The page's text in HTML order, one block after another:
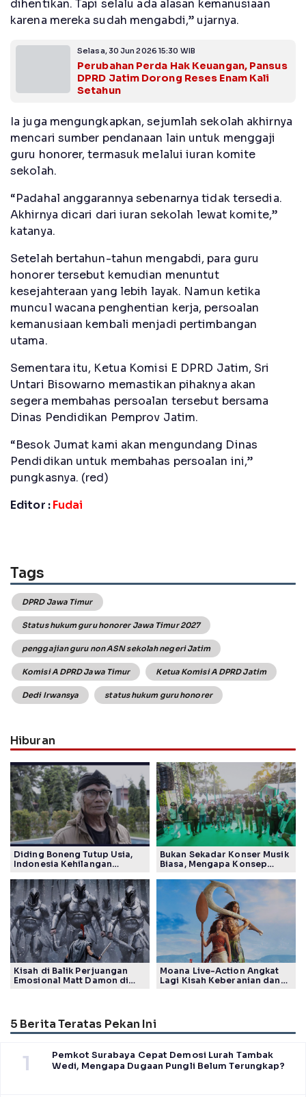
dihentikan. Tapi selalu ada alasan kemanusiaan
karena mereka sudah mengabdi,” ujarnya.
Selasa, 30 Jun 2026 15:30 WIB
Perubahan Perda Hak Keuangan, Pansus
DPRD Jatim Dorong Reses Enam Kali
Setahun
Ia juga mengungkapkan, sejumlah sekolah akhirnya
mencari sumber pendanaan lain untuk menggaji
guru honorer, termasuk melalui iuran komite
sekolah.
“Padahal anggarannya sebenarnya tidak tersedia.
Akhirnya dicari dari iuran sekolah lewat komite,”
katanya.
Setelah bertahun-tahun mengabdi, para guru
honorer tersebut kemudian menuntut
kesejahteraan yang lebih layak. Namun ketika
muncul wacana penghentian kerja, persoalan
kemanusiaan kembali menjadi pertimbangan
utama.
Sementara itu, Ketua Komisi E DPRD Jatim, Sri
Untari Bisowarno memastikan pihaknya akan
segera membahas persoalan tersebut bersama
Dinas Pendidikan Pemprov Jatim.
“Besok Jumat kami akan mengundang Dinas
Pendidikan untuk membahas persoalan ini,”
pungkasnya. (red)
Editor :Fudai
Tags
DPRD Jawa Timur
Status hukum guru honorer Jawa Timur 2027
penggajian guru non ASN sekolah negeri Jatim
Komisi A DPRD Jawa Timur Ketua Komisi A DPRD Jatim
Dedi Irwansya status hukum guru honorer
Hiburan
Diding Boneng Tutup Usia,
Indonesia Kehilangan
Generasi
Bukan Sekadar Konser Musik
Biasa, Mengapa Konsep
Tuai Pujian Banyak Pihak
Kisah di Balik Perjuangan
Emosional Matt Damon di
Moana Live-Action Angkat
Lagi Kisah Keberanian dan
5 Berita Teratas Pekan Ini
1
Pemkot Surabaya Cepat Demosi Lurah Tambak
Wedi, Mengapa Dugaan Pungli Belum Terungkap?